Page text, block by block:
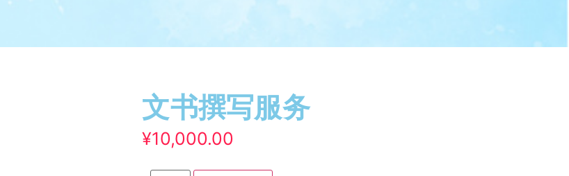
文书撰写服务
¥10,000.00